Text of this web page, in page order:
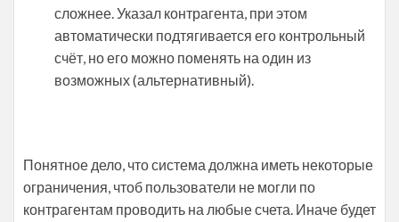
сложнее. Указал контрагента, при этом
автоматически подтягивается его контрольный
счёт, но его можно поменять на один из
возможных (альтернативный).
Понятное дело, что система должна иметь некоторые
ограничения, чтоб пользователи не могли по
контрагентам проводить на любые счета. Иначе будет